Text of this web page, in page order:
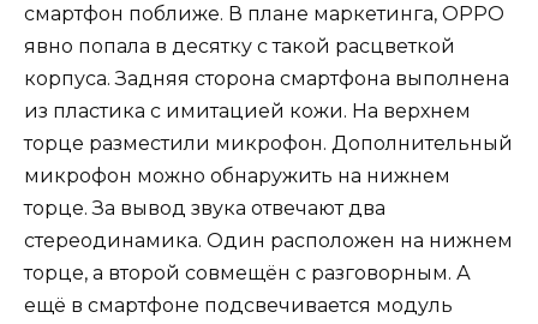
смартфон поближе. В плане маркетинга, OPPO
явно попала в десятку с такой расцветкой
корпуса. Задняя сторона смартфона выполнена
из пластика с имитацией кожи. На верхнем
торце разместили микрофон. Дополнительный
микрофон можно обнаружить на нижнем
торце. За вывод звука отвечают два
стереодинамика. Один расположен на нижнем
торце, а второй совмещён с разговорным. А
ещё в смартфоне подсвечивается модуль